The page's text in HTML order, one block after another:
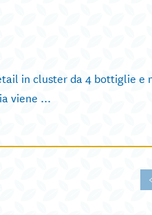
in cluster da 4 bottiglie
viene ...
<